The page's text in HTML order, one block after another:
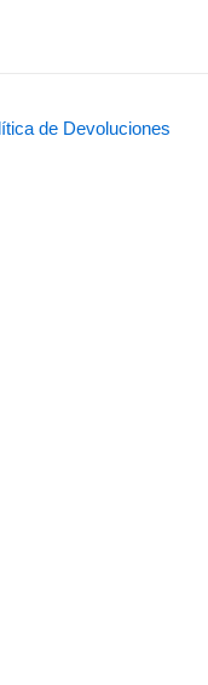
de Devoluciones